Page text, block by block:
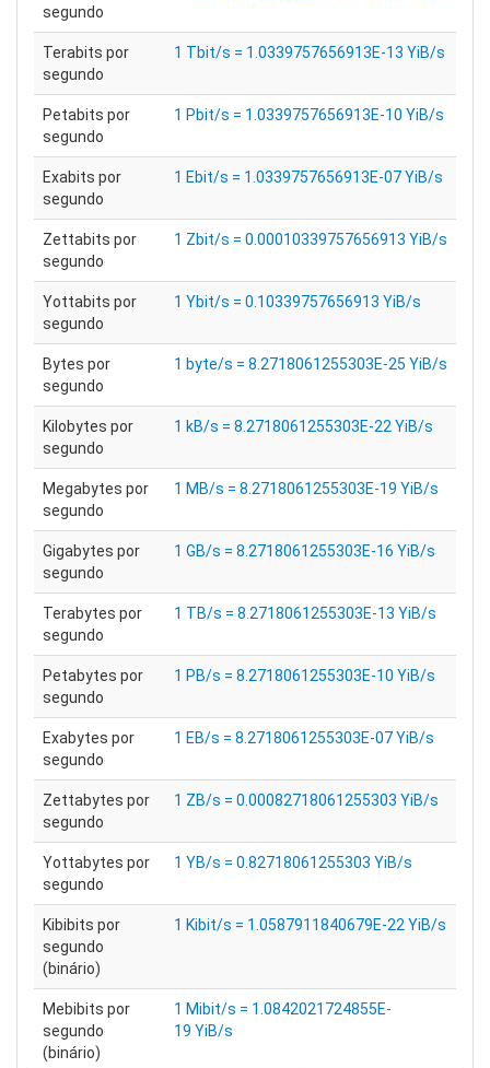
segundo
Terabits por
segundo
1 Tbit/s = 1.0339757656913E-13 YiB/s
Petabits por
segundo
1 Pbit/s = 1.0339757656913E-10 YiB/s
Exabits por
segundo
1 Ebit/s = 1.0339757656913E-07 YiB/s
Zettabits por
segundo
1 Zbit/s = 0.00010339757656913 YiB/s
Yottabits por
segundo
1 Ybit/s = 0.10339757656913 YiB/s
Bytes por
segundo
1 byte/s = 8.2718061255303E-25 YiB/s
Kilobytes por
segundo
1 kB/s = 8.2718061255303E-22 YiB/s
Megabytes por
segundo
1 MB/s = 8.2718061255303E-19 YiB/s
Gigabytes por
segundo
1 GB/s = 8.2718061255303E-16 YiB/s
Terabytes por
segundo
1 TB/s = 8.2718061255303E-13 YiB/s
Petabytes por
segundo
1 PB/s = 8.2718061255303E-10 YiB/s
Exabytes por
segundo
1 EB/s = 8.2718061255303E-07 YiB/s
Zettabytes por
segundo
1 ZB/s = 0.00082718061255303 YiB/s
Yottabytes por
segundo
1 YB/s = 0.82718061255303 YiB/s
Kibibits por
segundo
(binário)
1 Kibit/s = 1.0587911840679E-22 YiB/s
Mebibits por
segundo
(binário)
1 Mibit/s = 1.0842021724855E-
19 YiB/s